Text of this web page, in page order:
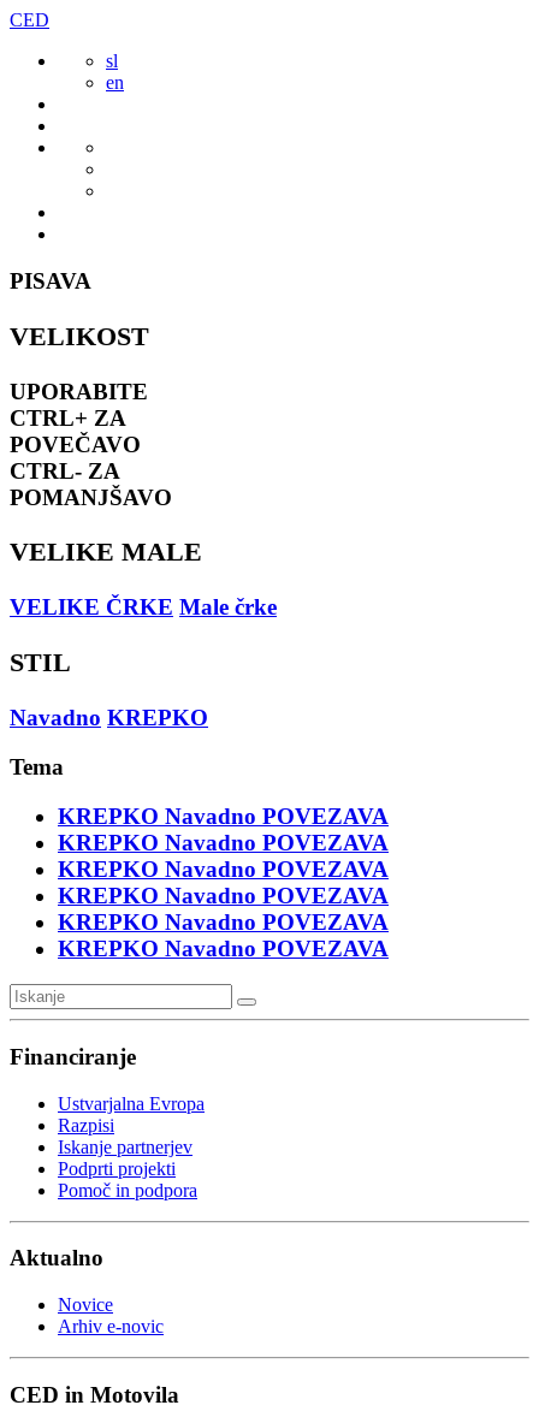
Preskoči
vsebine
CED
sl
en
PISAVA
VELIKOST
UPORABITE
CTRL+ ZA
POVEČAVO
CTRL- ZA
POMANJŠAVO
VELIKE MALE
VELIKE ČRKE Male črke
STIL
Navadno KREPKO
Tema
KREPKO Navadno POVEZAVA
KREPKO Navadno POVEZAVA
KREPKO Navadno POVEZAVA
KREPKO Navadno POVEZAVA
KREPKO Navadno POVEZAVA
KREPKO Navadno POVEZAVA
Financiranje
Ustvarjalna Evropa
Razpisi
Iskanje partnerjev
Podprti projekti
Pomoč in podpora
Aktualno
Novice
Arhiv e-novic
CED in Motovila